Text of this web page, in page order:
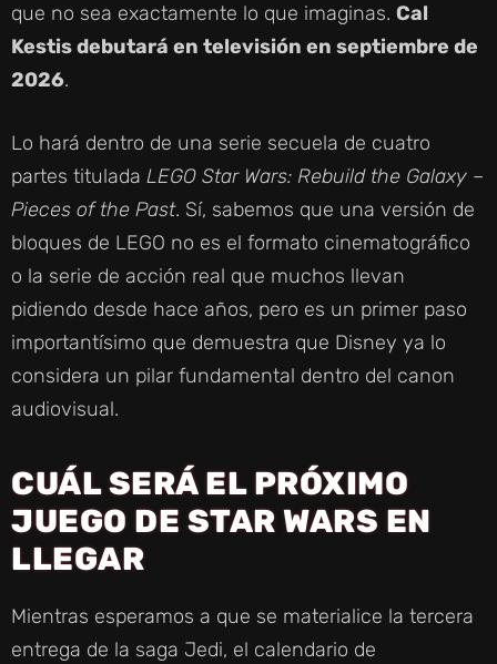
que no sea exactamente lo que imaginas. Cal
Kestis debutará en televisión en septiembre de
2026.
Lo hará dentro de una serie secuela de cuatro
partes titulada LEGO Star Wars: Rebuild the Galaxy –
Pieces of the Past. Sí, sabemos que una versión de
bloques de LEGO no es el formato cinematográfico
o la serie de acción real que muchos llevan
pidiendo desde hace años, pero es un primer paso
importantísimo que demuestra que Disney ya lo
considera un pilar fundamental dentro del canon
audiovisual.
CUÁL SERÁ EL PRÓXIMO
JUEGO DE STAR WARS EN
LLEGAR
Mientras esperamos a que se materialice la tercera
entrega de la saga Jedi, el calendario de